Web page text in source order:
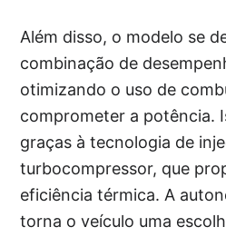
Além disso, o modelo se
combinação de
otimizando o uso de
comprometer a potência.
graças à tecnologia de
turbocompressor, que
eficiência térmica. A
torna o veículo uma